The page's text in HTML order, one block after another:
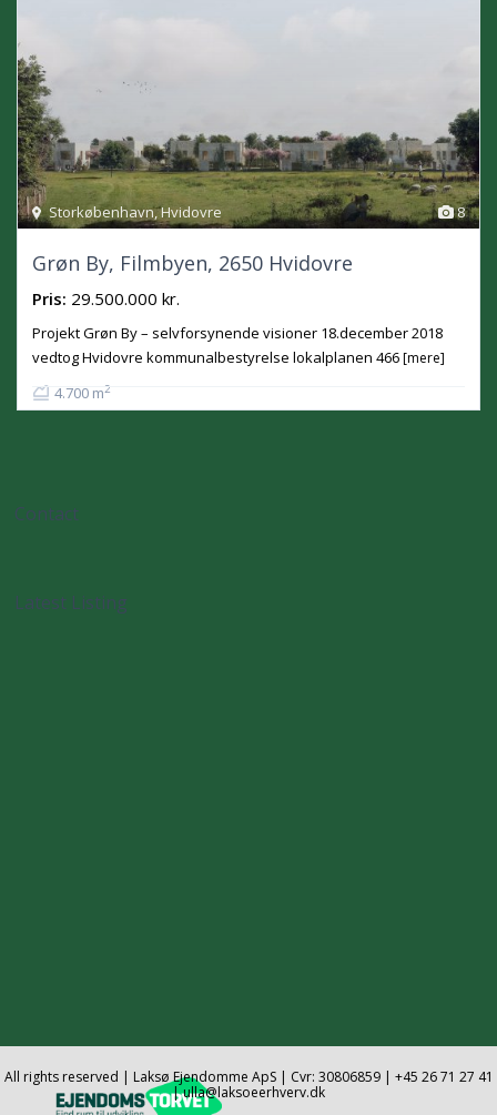
8
Storkøbenhavn,Hvidovre
Grøn By, Filmbyen, 2650 Hvidovre
Pris: 29.500.000 kr.
Projekt Grøn By – selvforsynende visioner 18.december 2018
vedtog Hvidovre kommunalbestyrelse lokalplanen 466[mere]
4.700 m2
Contact
Latest Listing
All rights reserved | Laksø Ejendomme ApS | Cvr: 30806859 | +45 26 71 27 41
| ulla@laksoeerhverv.dk